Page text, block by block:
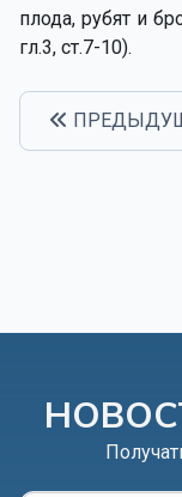
плода, рубят и
гл.3, ст.7-10).